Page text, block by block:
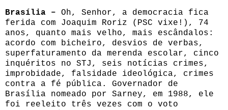
Brasília – Oh, Senhor, a democracia fica
ferida com Joaquim Roriz (PSC vixe!), 74
anos, quanto mais velho, mais escândalos:
acordo com bicheiro, desvios de verbas,
superfaturamento da merenda escolar, cinco
inquéritos no STJ, seis notícias crimes,
improbidade, falsidade ideológica, crimes
contra a fé pública. Governador de
Brasília nomeado por Sarney, em 1988, ele
foi reeleito três vezes com o voto